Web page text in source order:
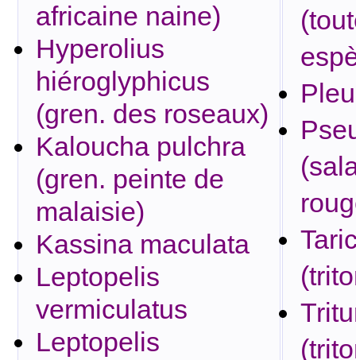
africaine naine)
Hyperolius
hiéroglyphicus
(gren. des roseaux)
Kaloucha pulchra
(gren. peinte de
malaisie)
Kassina maculata
Leptopelis
vermiculatus
Leptopelis